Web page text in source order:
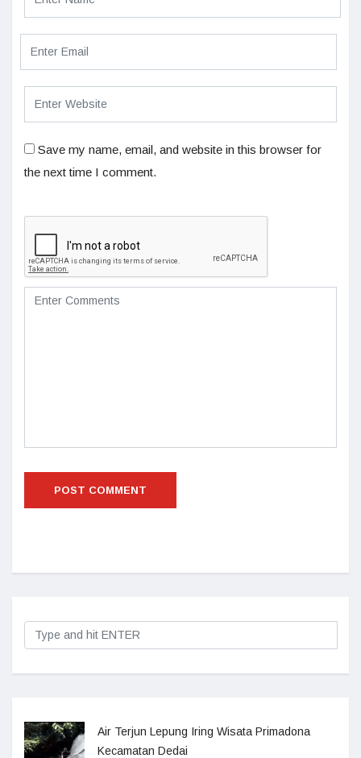
Save my name, email, and website in this browser for
the next time I comment.
Air Terjun Lepung Iring Wisata Primadona
Kecamatan Dedai